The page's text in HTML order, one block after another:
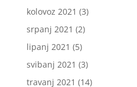
kolovoz 2021 (3)
srpanj 2021 (2)
lipanj 2021 (5)
svibanj 2021 (3)
travanj 2021 (14)